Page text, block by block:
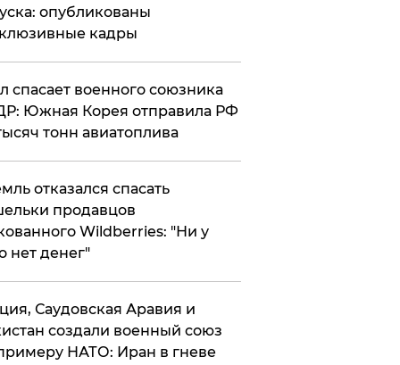
опубликованы
кадры
спасает военного союзника
Южная Корея отправила РФ
тонн авиатоплива
отказался спасать
продавцов
Wildberries: "Ни у
нет денег"
Саудовская Аравия и
создали военный союз
НАТО: Иран в гневе